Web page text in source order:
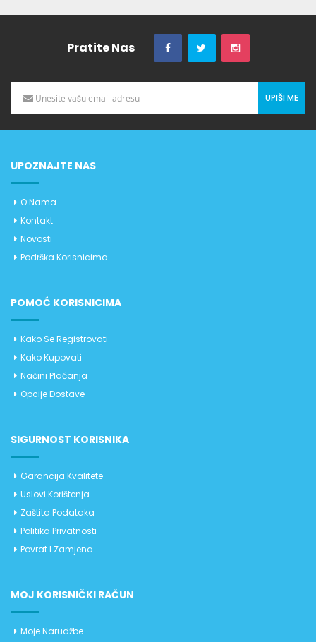
Pratite Nas
UPIŠI ME
UPOZNAJTE NAS
O Nama
Kontakt
Novosti
Podrška Korisnicima
POMOĆ KORISNICIMA
Kako Se Registrovati
Kako Kupovati
Načini Plaćanja
Opcije Dostave
SIGURNOST KORISNIKA
Garancija Kvalitete
Uslovi Korištenja
Zaštita Podataka
Politika Privatnosti
Povrat I Zamjena
MOJ KORISNIČKI RAČUN
Moje Narudžbe